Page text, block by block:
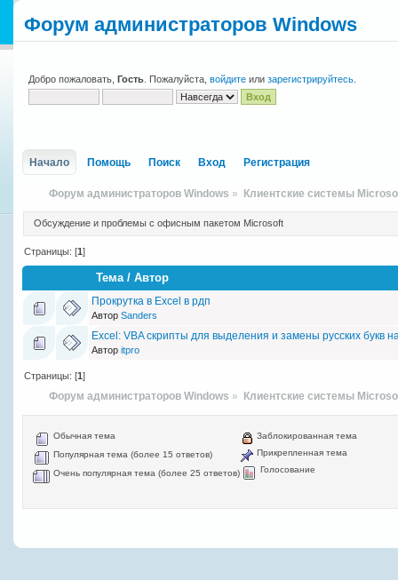
Форум администраторов Windows
Добро пожаловать, Гость . Пожалуйста, войдите или зарегистрируйтесь
Начало Помощь Поиск Вход Регистрация
Форум администраторов Windows » Клиентские системы
Обсуждение и проблемы с офисным пакетом Microsoft
Страницы: [1]
Тема /Автор
Прокрутка в Excel в рдп
Автор Sanders
Excel: VBA скрипты для выделения и замены русских букв
Автор itpro
Страницы: [1]
Форум администраторов Windows » Клиентские системы
Обычная тема
Популярная тема (более 15 ответов)
Очень популярная тема (более 25 ответов)
Заблокированная тема
Прикрепленная тема
Голосование